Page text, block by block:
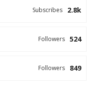
2.8k
Subscribes
524
Followers
849
Followers